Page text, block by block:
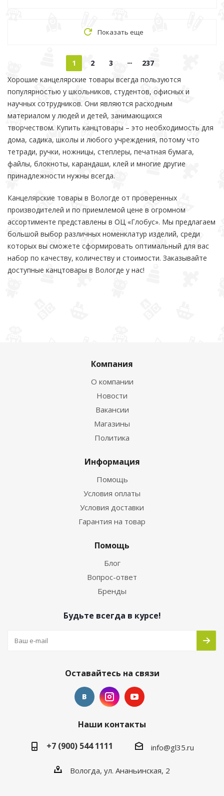
Показать еще
1 2 3
237
Хорошие канцелярские товары всегда пользуются
популярностью у школьников, студентов, офисных и
научных сотрудников. Они являются расходным
материалом у людей и детей, занимающихся
творчеством. Купить канцтовары – это необходимость для
дома, садика, школы и любого учреждения, потому что
тетради, ручки, ножницы, степлеры, печатная бумага,
файлы, блокноты, карандаши, клей и многие другие
принадлежности нужны всегда.
Канцелярские товары в Вологде от проверенных
производителей и по приемлемой цене в огромном
ассортименте представлены в ОЦ «Глобус». Мы предлагаем
большой выбор различных номенклатур изделий, среди
которых вы сможете сформировать оптимальный для вас
набор по качеству, количеству и стоимости. Заказывайте
доступные канцтовары в Вологде у нас!
Компания
О компании
Новости
Вакансии
Магазины
Политика
Информация
Помощь
Условия оплаты
Условия доставки
Гарантия на товар
Помощь
Блог
Вопрос-ответ
Бренды
Будьте всегда в курсе!
Оставайтесь на связи
Наши контакты
+7 (900) 544 1111
info@gl35.ru
Вологда, ул. Ананьинская, 2